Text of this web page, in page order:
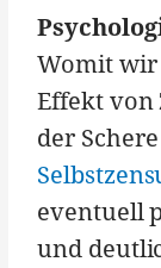
Womit wir
Effekt von
der
eventuell
und